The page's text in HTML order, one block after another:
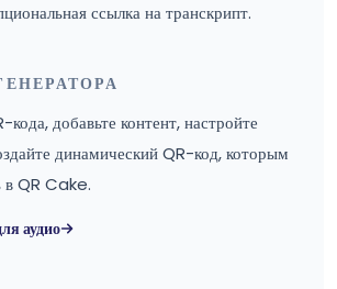
ссылка на транскрипт.
добавьте контент, настройте
динамический QR-код, которым
в QR Cake.
аудио